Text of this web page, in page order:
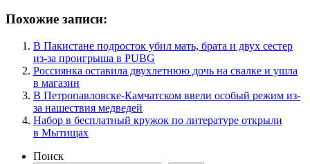
Похожие записи:
В Пакистане подросток убил мать, брата и двух сестер
из-за проигрыша в PUBG
Россиянка оставила двухлетнюю дочь на свалке и ушла
в магазин
В Петропавловске-Камчатском ввели особый режим из-
за нашествия медведей
Набор в бесплатный кружок по литературе открыли
в Мытищах
Поиск